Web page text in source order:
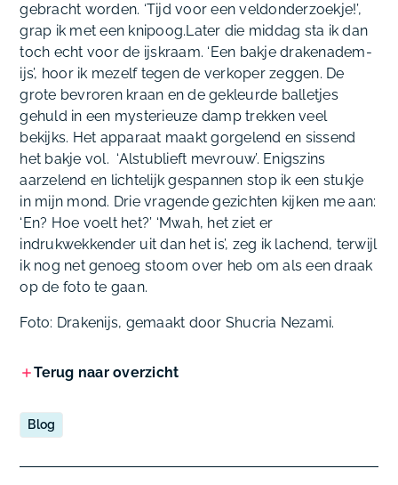
gebracht worden. ‘Tijd voor een veldonderzoekje!’,
grap ik met een knipoog.Later die middag sta ik dan
toch echt voor de ijskraam. ‘Een bakje drakenadem-
ijs’, hoor ik mezelf tegen de verkoper zeggen. De
grote bevroren kraan en de gekleurde balletjes
gehuld in een mysterieuze damp trekken veel
bekijks. Het apparaat maakt gorgelend en sissend
het bakje vol. ‘Alstublieft mevrouw’. Enigszins
aarzelend en lichtelijk gespannen stop ik een stukje
in mijn mond. Drie vragende gezichten kijken me aan:
‘En? Hoe voelt het?’ ‘Mwah, het ziet er
indrukwekkender uit dan het is’, zeg ik lachend, terwijl
ik nog net genoeg stoom over heb om als een draak
op de foto te gaan.
Foto: Drakenijs, gemaakt door Shucria Nezami.
Terug naar overzicht
Blog